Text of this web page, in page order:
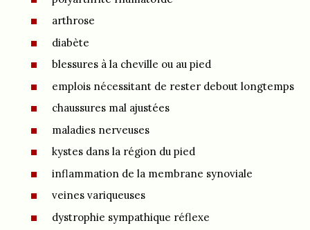
arthrose
diabète
blessures à la cheville ou au pied
emplois nécessitant de rester debout longtemps
chaussures mal ajustées
maladies nerveuses
kystes dans la région du pied
inflammation de la membrane synoviale
veines variqueuses
dystrophie sympathique réflexe